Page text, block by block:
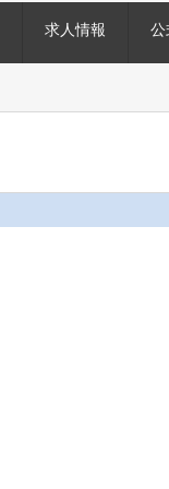
求人情報 公